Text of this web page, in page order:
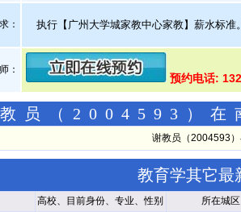
： 执行【广州大学城家教中心家教】薪水标准
：
预约电话:
员（2004593）在
谢教员（2004593
教育学其它最
高校、目前身份、专业、性别 所在城区